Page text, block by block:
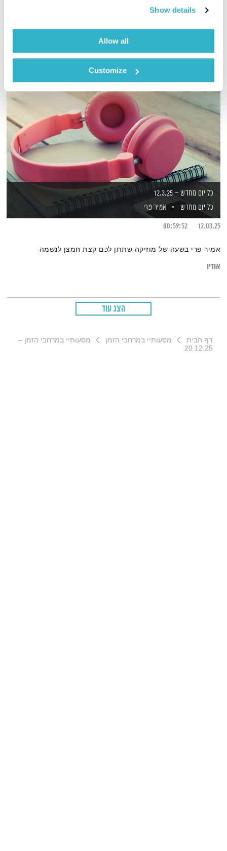
Show details
Allow all
Customize
אודיו
כל יום מחדש – 12.3.25
כל יום מחדש
אמיר פרי
12.03.25
00:59:52
אמיר פרי בשעה של מוזיקה שתתן לכם קצת חמצן לנשמה
אודיו
הצג עוד
דף הבית מסעותיי במרחבי הזמן
מסעותיי במרחבי הזמן –
20.12.25